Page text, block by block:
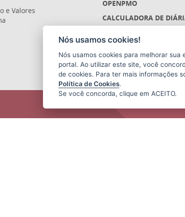
e Valores
OPENPMO
CALCULADORA DE
SIGES
Nós usamos cookies!
Nós usamos cookies para melhorar sua
portal. Ao utilizar este site, você
de cookies. Para ter mais informações
Política de Cookies.
Se você concorda, clique em ACEITO.